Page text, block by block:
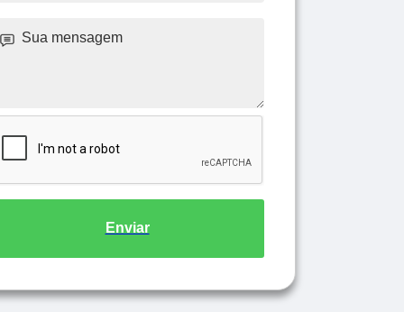
Enviar